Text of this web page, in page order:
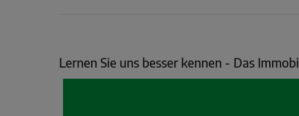
Lernen Sie uns besser kennen - Das